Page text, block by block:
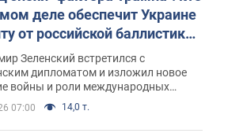
деле обеспечит Украине
от российской баллистики.
с Безсмертным
Зеленский встретился с
дипломатом и изложил новое
войны и роли международных
в борьбе с Россией
07:00 14,0 т.